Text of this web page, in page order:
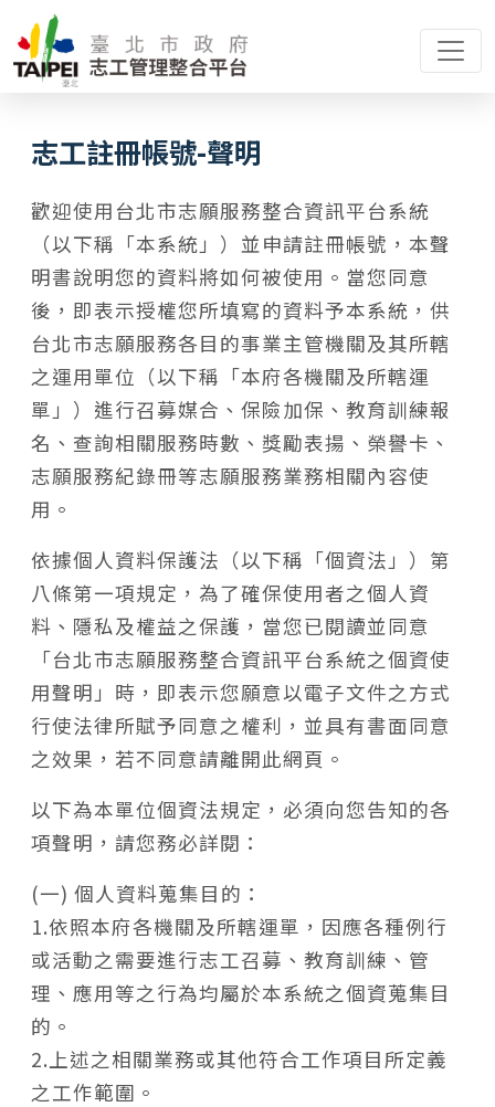
首頁 / 志工註冊帳號 - 聲明
志工註冊帳號-聲明
歡迎使用台北市志願服務整合資訊平台系統
（以下稱「本系統」）並申請註冊帳號，本聲
明書說明您的資料將如何被使用。當您同意
後，即表示授權您所填寫的資料予本系統，供
台北市志願服務各目的事業主管機關及其所轄
之運用單位（以下稱「本府各機關及所轄運
單」）進行召募媒合、保險加保、教育訓練報
名、查詢相關服務時數、獎勵表揚、榮譽卡、
志願服務紀錄冊等志願服務業務相關內容使
用。
依據個人資料保護法（以下稱「個資法」）第
八條第一項規定，為了確保使用者之個人資
料、隱私及權益之保護，當您已閱讀並同意
「台北市志願服務整合資訊平台系統之個資使
用聲明」時，即表示您願意以電子文件之方式
行使法律所賦予同意之權利，並具有書面同意
之效果，若不同意請離開此網頁。
以下為本單位個資法規定，必須向您告知的各
項聲明，請您務必詳閱：
(一) 個人資料蒐集目的：
1.依照本府各機關及所轄運單，因應各種例行
或活動之需要進行志工召募、教育訓練、管
理、應用等之行為均屬於本系統之個資蒐集目
的。
2.上述之相關業務或其他符合工作項目所定義
之工作範圍。